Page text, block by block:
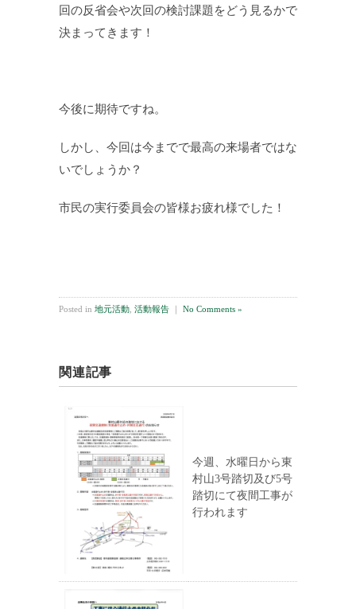
回の反省会や次回の検討課題をどう見るかで
決まってきます！
今後に期待ですね。
しかし、今回は今までで最高の来場者ではな
いでしょうか？
市民の実行委員会の皆様お疲れ様でした！
Posted in 地元活動 活動報告 No Comments »
関連記事
今週、水曜日から東
村山3号踏切及び5号
踏切にて夜間工事が
行われます